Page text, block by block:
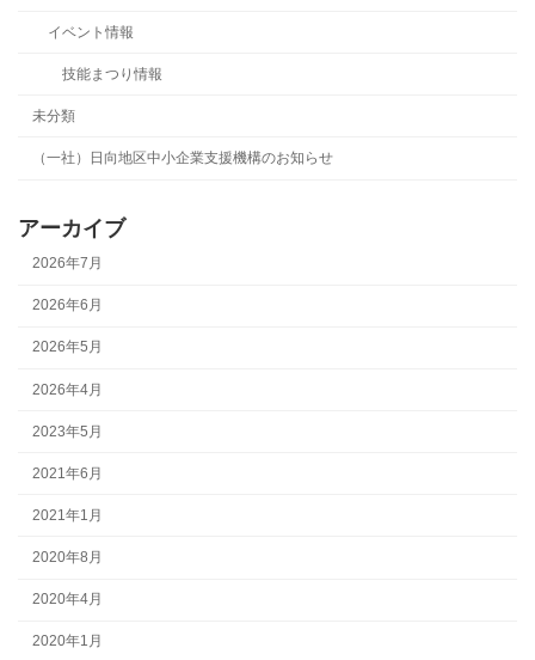
イベント情報
技能まつり情報
未分類
（一社）日向地区中小企業支援機構のお知らせ
アーカイブ
2026年7月
2026年6月
2026年5月
2026年4月
2023年5月
2021年6月
2021年1月
2020年8月
2020年4月
2020年1月